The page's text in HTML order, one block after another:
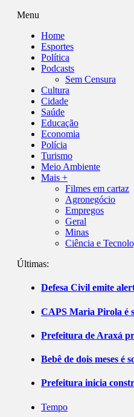
Menu
Home
Esportes
Política
Podcasts
Sem Censura
Cultura
Cidade
Saúde
Educação
Economia
Polícia
Turismo
Meio Ambiente
Mais +
Filmes em cartaz
Agronegócio
Empregos
Geral
Minas
Ciência e
Últimas:
Defesa Civil emite
CAPS Maria Pirola é
Prefeitura de Araxá
Bebê de dois meses é
Prefeitura inicia
Tempo